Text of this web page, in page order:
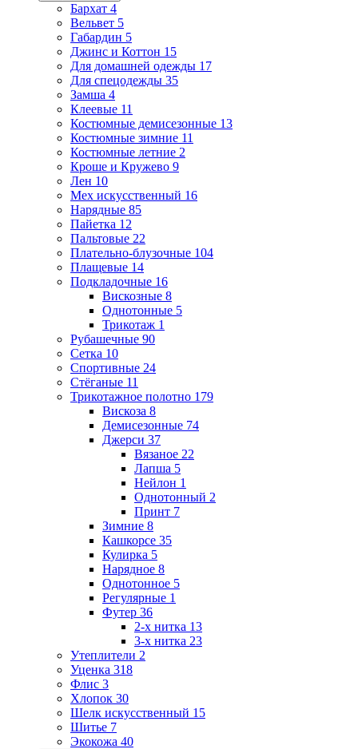
Бархат 4
Вельвет 5
Габардин 5
Джинс и Коттон 15
Для домашней одежды 17
Для спецодежды 35
Замша 4
Клеевые 11
Костюмные демисезонные 13
Костюмные зимние 11
Костюмные летние 2
Кроше и Кружево 9
Лен 10
Мех искусственный 16
Нарядные 85
Пайетка 12
Пальтовые 22
Плательно-блузочные 104
Плащевые 14
Подкладочные 16
Вискозные 8
Однотонные 5
Трикотаж 1
Рубашечные 90
Сетка 10
Спортивные 24
Стёганые 11
Трикотажное полотно 179
Вискоза 8
Демисезонные 74
Джерси 37
Вязаное 22
Лапша 5
Нейлон 1
Однотонный 2
Принт 7
Зимние 8
Кашкорсе 35
Кулирка 5
Нарядное 8
Однотонное 5
Регулярные 1
Футер 36
2-х нитка 13
3-х нитка 23
Утеплители 2
Уценка 318
Флис 3
Хлопок 30
Шелк искусственный 15
Шитье 7
Экокожа 40